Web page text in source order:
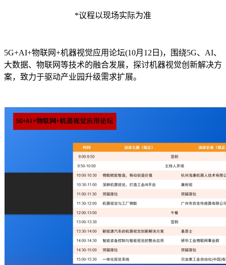
*议程以现场实际为准
5G+AI+物联网+机器视觉应用论坛(10月12日)，围绕5G、AI、
大数据、物联网等技术的融合发展，探讨机器视觉创新解决方
案，致力于驱动产业园升级需求扩展。